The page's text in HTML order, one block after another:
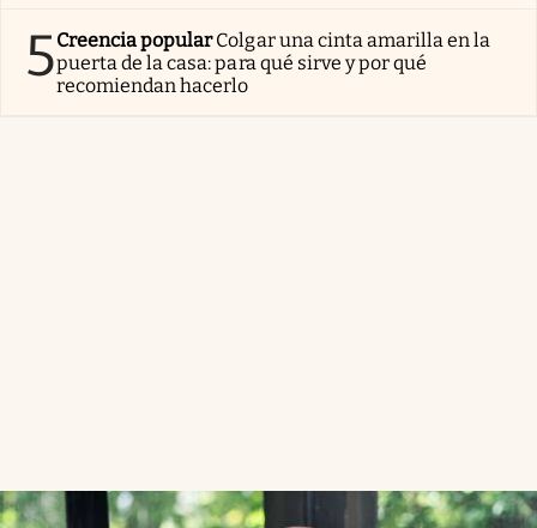
5Creencia popularColgar una cinta amarilla en la
puerta de la casa: para qué sirve y por qué
recomiendan hacerlo